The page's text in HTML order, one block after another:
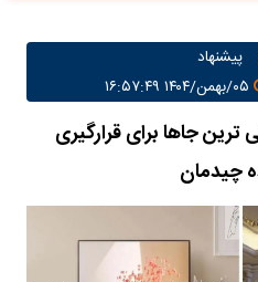
پیشنهاد
جاها برای قرارگیری
چیدمان